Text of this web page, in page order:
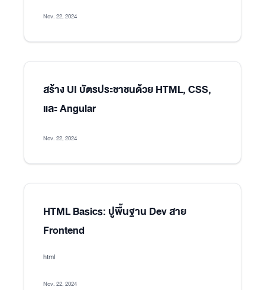
Nov. 22, 2024
สร้าง UI บัตรประชาชนด้วย HTML, CSS,
และ Angular
Nov. 22, 2024
HTML Basics: ปูพื้นฐาน Dev สาย
Frontend
html
Nov. 22, 2024